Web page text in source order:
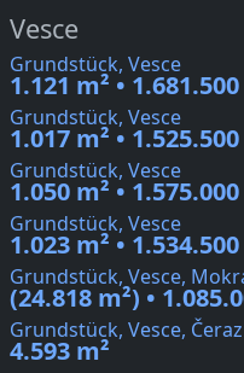
Vesce
Grundstück, Vesce
1.121 m² •
Grundstück, Vesce
1.017 m² •
Grundstück, Vesce
1.050 m² •
Grundstück, Vesce
1.023 m² •
Grundstück, Vesce,
(24.818 m²) •
Grundstück, Vesce, Čeraz
4.593 m²